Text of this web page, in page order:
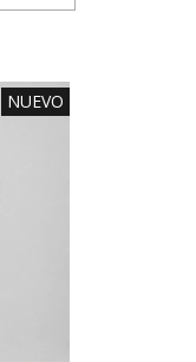
NUEVO